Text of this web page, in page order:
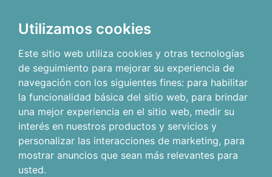
Utilizamos cookies
Este sitio web utiliza cookies y otras tecnologías
de seguimiento para mejorar su experiencia de
navegación con los siguientes fines: para habilitar
la funcionalidad básica del sitio web, para brindar
una mejor experiencia en el sitio web, medir su
interés en nuestros productos y servicios y
personalizar las interacciones de marketing, para
mostrar anuncios que sean más relevantes para
usted.